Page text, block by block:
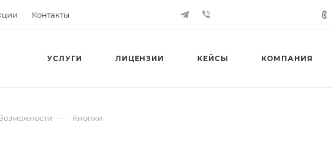
Контакты
УСЛУГИ ЛИЦЕНЗИИ КЕЙСЫ КОМПАНИЯ
— Кнопки